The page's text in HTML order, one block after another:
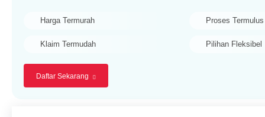
Harga Termurah Proses Termulus
Klaim Termudah Pilihan Fleksibel
Daftar Sekarang